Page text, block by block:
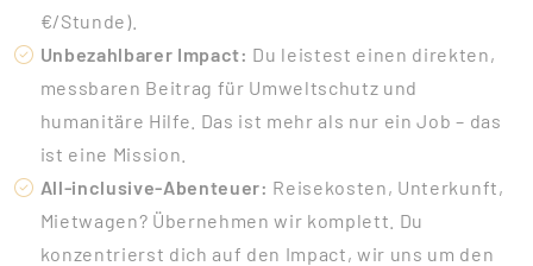
€/Stunde).
Unbezahlbarer Impact: Du leistest einen direkten,
messbaren Beitrag für Umweltschutz und
humanitäre Hilfe. Das ist mehr als nur ein Job – das
ist eine Mission.
All-inclusive-Abenteuer: Reisekosten, Unterkunft,
Mietwagen? Übernehmen wir komplett. Du
konzentrierst dich auf den Impact, wir uns um den